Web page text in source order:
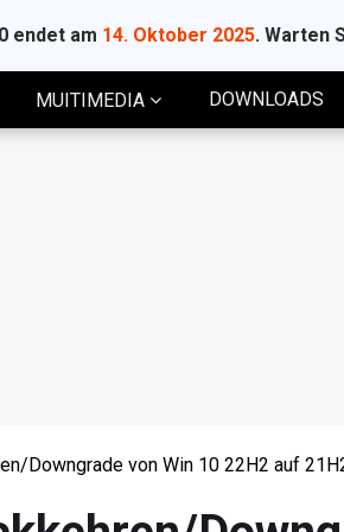
endet am 14. Oktober 2025. Warten
MUITIMEDIA DOWNLOADS
Downgrade von Win 10 22H2 auf